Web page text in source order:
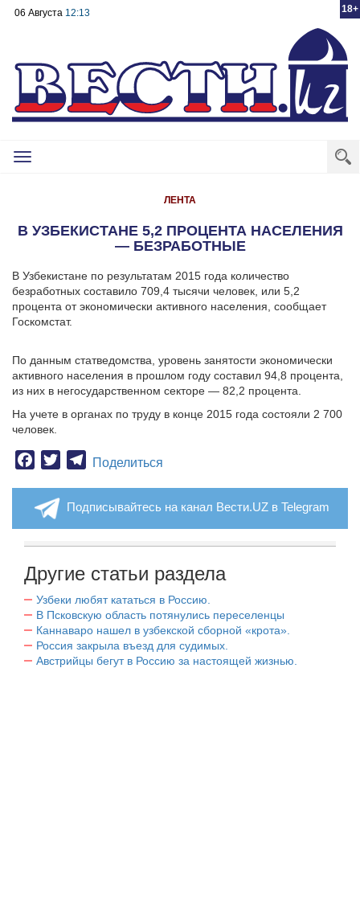
18+
06 Августа 12:13
Toggle
ЛЕНТА
В УЗБЕКИСТАНЕ 5,2 ПРОЦЕНТА НАСЕЛЕНИЯ
— БЕЗРАБОТНЫЕ
В Узбекистане по результатам 2015 года количество
безработных составило 709,4 тысячи человек, или 5,2
процента от экономически активного населения, сообщает
Госкомстат.
По данным статведомства, уровень занятости экономически
активного населения в прошлом году составил 94,8 процента,
из них в негосударственном секторе — 82,2 процента.
На учете в органах по труду в конце 2015 года состояли 2 700
человек.
Facebook
TwitterTelegram
Поделиться
Подписывайтесь на канал Вести.UZ в Telegram
Другие статьи раздела
Узбеки любят кататься в Россию.
В Псковскую область потянулись переселенцы
Каннаваро нашел в узбекской сборной «крота».
Россия закрыла въезд для судимых.
Австрийцы бегут в Россию за настоящей жизнью.